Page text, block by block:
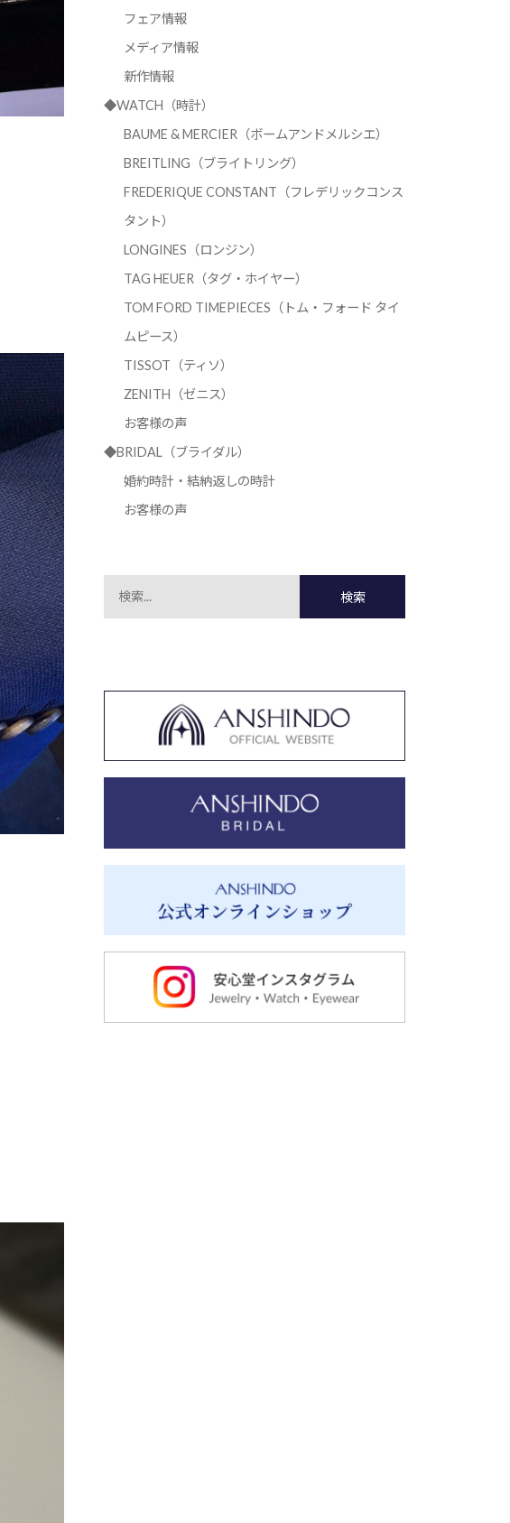
フェア情報
メディア情報
新作情報
◆WATCH（時計）
BAUME & MERCIER（ボームアンドメルシエ）
BREITLING（ブライトリング）
FREDERIQUE CONSTANT（フレデリックコンス
タント）
LONGINES（ロンジン）
TAG HEUER（タグ・ホイヤー）
TOM FORD TIMEPIECES（トム・フォード タイ
ムピース）
TISSOT（ティソ）
ZENITH（ゼニス）
お客様の声
◆BRIDAL（ブライダル）
婚約時計・結納返しの時計
お客様の声